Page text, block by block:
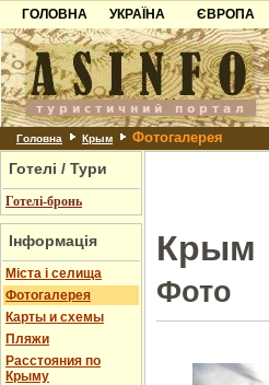
ГОЛОВНА
УКРАЇНА
Карпати
Азов
Причорноморря
Шацьк
ЄВРОПА
Чорногорія
Хорватія
Болгарія
Албанія
Головна Крым Фотогалерея
Готелі / Тури
Готелі-бронь
Інформація
Міста і селища
Фотогалерея
Карты и схемы
Пляжи
Расстояния по
Крыму
Крым
Фото